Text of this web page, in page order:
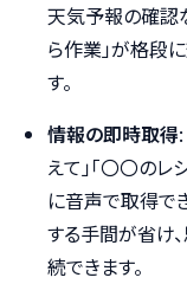
天気予報の確認
ら作業」が格段
す。
情報の即時取得
えて」「〇〇の
に音声で取得で
する手間が省け
続できます。